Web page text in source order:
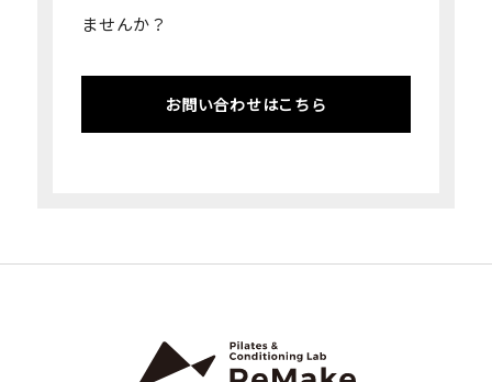
ませんか？
お問い合わせはこちら